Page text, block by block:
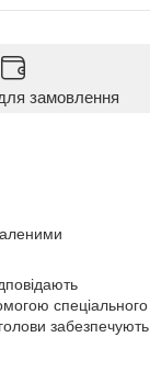
замовлення
спеціального
забезпечують